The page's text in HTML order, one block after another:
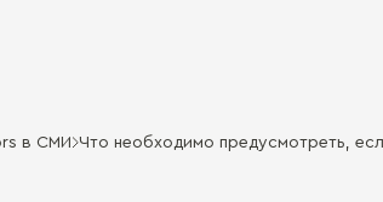
в СМИ Что необходимо предусмотреть,